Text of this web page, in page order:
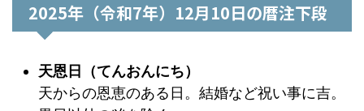
2025年（令和7年）12月10日の暦注下段
天恩日（てんおんにち）
天からの恩恵のある日。結婚など祝い事に吉。